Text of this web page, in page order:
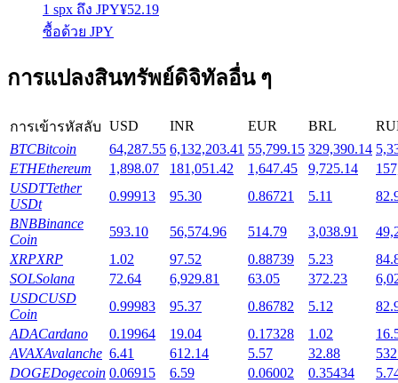
การล็อค BTR
การลงทุนพิเศษสำหรับผู้ถือ BTR
เงินกู้
1 spx ถึง JPY¥52.19
ซื้อด้วย JPY
การแปลงสินทรัพย์ดิจิทัลอื่น ๆ
การเข้ารหัสลับ USD INR EUR BRL
BTCBitcoin 64,287.55 6,132,203.41 55,799.15 329,390.14
ETHEthereum 1,898.07 181,051.42 1,647.45 9,725.14
USDTTether
USDt
0.99913 95.30 0.86721 5.11
BNBBinance
Coin
593.10 56,574.96 514.79 3,038.91
XRPXRP 1.02 97.52 0.88739 5.23
SOLSolana 72.64 6,929.81 63.05 372.23
USDCUSD
Coin
0.99983 95.37 0.86782 5.12
ADACardano 0.19964 19.04 0.17328 1.02
AVAXAvalanche 6.41 612.14 5.57 32.88
DOGEDogecoin 0.06915 6.59 0.06002 0.35434